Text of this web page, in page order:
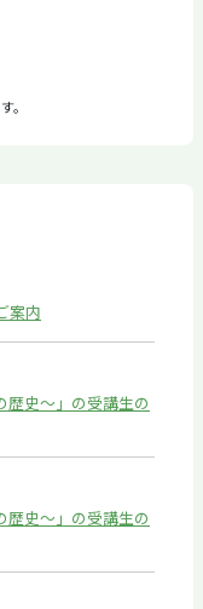
。
案内
歴史～」の受講生の
歴史～」の受講生の